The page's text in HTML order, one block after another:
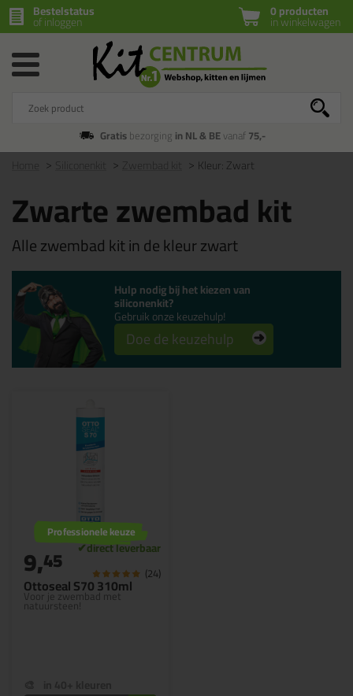
0 producten
in winkelwagen
Bestelstatus
of inloggen
Gratisbezorging in NL & BEvanaf75,-
Zwembad kit Kleur: Zwart
Zwarte zwembad kit
Alle zwembad kit in de kleur zwart
Hulp nodig bij het kiezen van
siliconenkit?
Gebruik onze keuzehulp!
Doe de keuzehulp
Ottoseal S70 310ml
Voor je zwembad met
natuursteen!
Professionele keuze
9,45 (24)